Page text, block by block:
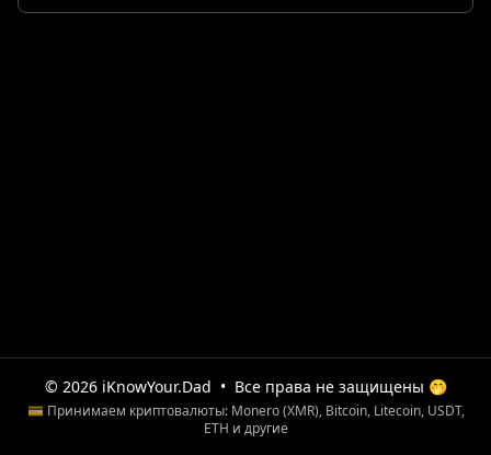
© 2026 iKnowYour.Dad • Все права не защищены 🤭
💳 Принимаем криптовалюты: Monero (XMR), Bitcoin, Litecoin, USDT,
ETH и другие